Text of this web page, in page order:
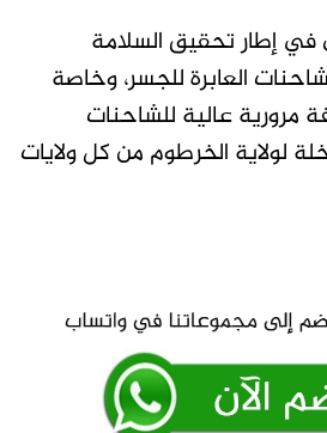
إطار تحقيق السلامة
العابرة للجسر، وخاصة
مرورية عالية للشاحنات
لولاية الخرطوم من كل ولايات